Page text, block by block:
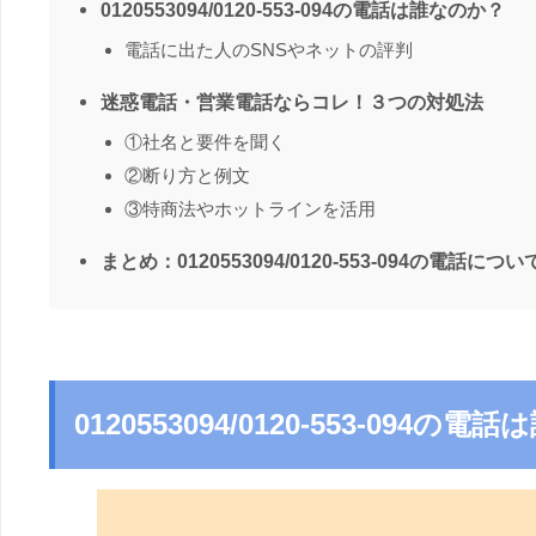
0120553094/0120-553-094の電話は誰なのか？
電話に出た人のSNSやネットの評判
迷惑電話・営業電話ならコレ！３つの対処法
①社名と要件を聞く
②断り方と例文
③特商法やホットラインを活用
まとめ：0120553094/0120-553-094の電話につい
0120553094/0120-553-094の電話